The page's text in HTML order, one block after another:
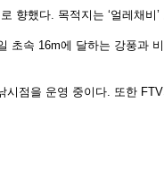
향했다. 목적지는 ‘얼레채비
초속 16m에 달하는 강풍과
시점을 운영 중이 다. 또한